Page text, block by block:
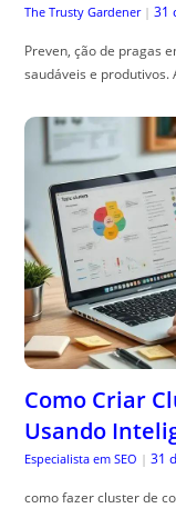
The Trusty Gardener | 31
Preven, ção de pragas
saudáveis e
Como Criar
Usando
Especialista em SEO | 31
como fazer cluster de